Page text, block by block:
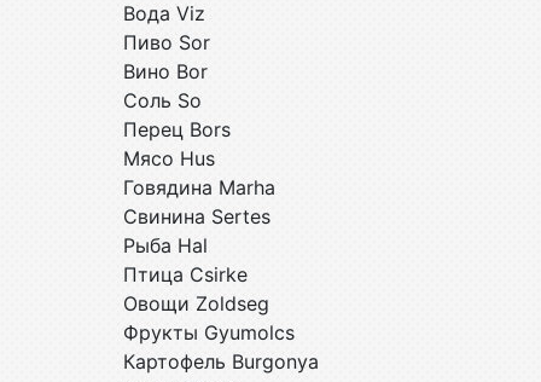
Вода Viz
Пиво Sor
Вино Bor
Соль So
Перец Bors
Мясо Hus
Говядина Marha
Свинина Sertes
Рыба Hal
Птица Csirke
Овощи Zoldseg
Фрукты Gyumolcs
Картофель Burgonya